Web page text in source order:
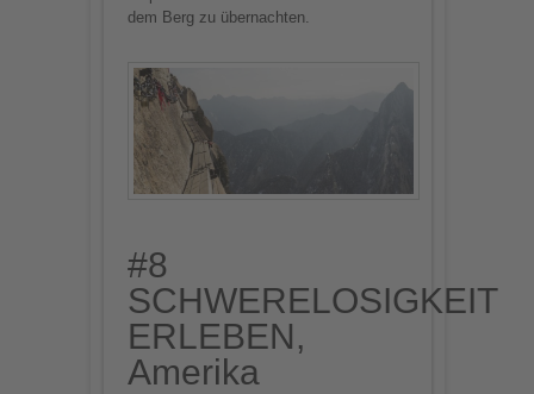
dem Berg zu übernachten.
#8
SCHWERELOSIGKEIT
ERLEBEN,
Amerika